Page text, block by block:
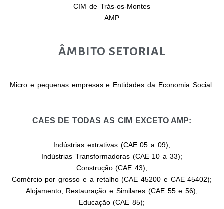
CIM de Trás-os-Montes
AMP
ÂMBITO SETORIAL
Micro e pequenas empresas e Entidades da Economia Social.
CAES DE TODAS AS CIM EXCETO AMP:
Indústrias extrativas (CAE 05 a 09);
Indústrias Transformadoras (CAE 10 a 33);
Construção (CAE 43);
Comércio por grosso e a retalho (CAE 45200 e CAE 45402);
Alojamento, Restauração e Similares (CAE 55 e 56);
Educação (CAE 85);